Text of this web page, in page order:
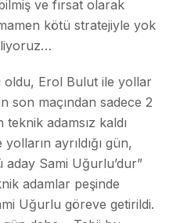
ve fırsat olarak
kötü stratejiyle yok
oldu, Erol Bulut ile yollar
son maçından sadece 2
adamsız kaldı
ayrıldığı gün,
Sami Uğurlu’dur”
adamlar peşinde
Uğurlu göreve getirildi.